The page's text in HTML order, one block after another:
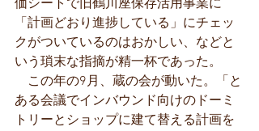
価シートで旧鶴川座保存活用事業に
「計画どおり進捗している」にチェッ
クがついているのはおかしい、などと
いう瑣末な指摘が精一杯であった。
この年の9月、蔵の会が動いた。「と
ある会議でインバウンド向けのドーミ
トリーとショップに建て替える計画を